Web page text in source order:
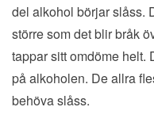
del alkohol börjar slåss.
större som det blir bråk
tappar sitt omdöme helt.
på alkoholen. De allra
behöva slåss.